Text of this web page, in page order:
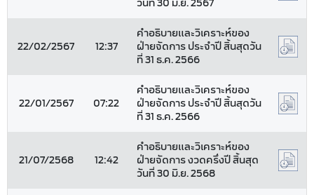
22/02/2567 12:37
คำอธิบายและวิเคราะห์ของ
ฝ่ายจัดการ ประจำปี สิ้นสุดวัน
ที่ 31 ธ.ค. 2566
22/01/2567 07:22
คำอธิบายและวิเคราะห์ของ
ฝ่ายจัดการ ประจำปี สิ้นสุดวัน
ที่ 31 ธ.ค. 2566
21/07/2568 12:42
คำอธิบายและวิเคราะห์ของ
ฝ่ายจัดการ งวดครึ่งปี สิ้นสุด
วันที่ 30 มิ.ย. 2568